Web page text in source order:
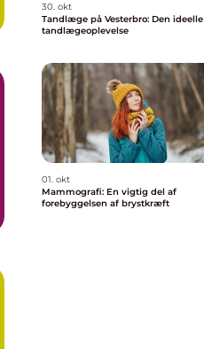
30. okt
Tandlæge på Vesterbro: Den ideelle
tandlægeoplevelse
01. okt
Mammografi: En vigtig del af
forebyggelsen af brystkræft